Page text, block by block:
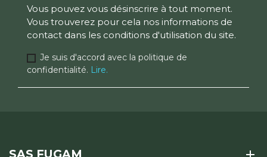
Vous pouvez vous désinscrire à tout moment.
Vous trouverez pour cela nos informations de
contact dans les conditions d'utilisation du site.
Je suis d'accord avec la politique de
confidentialité. Lire.
SAS FUGAM